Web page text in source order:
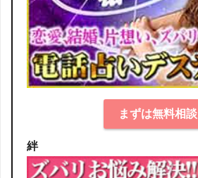
まずは無料相談
絆